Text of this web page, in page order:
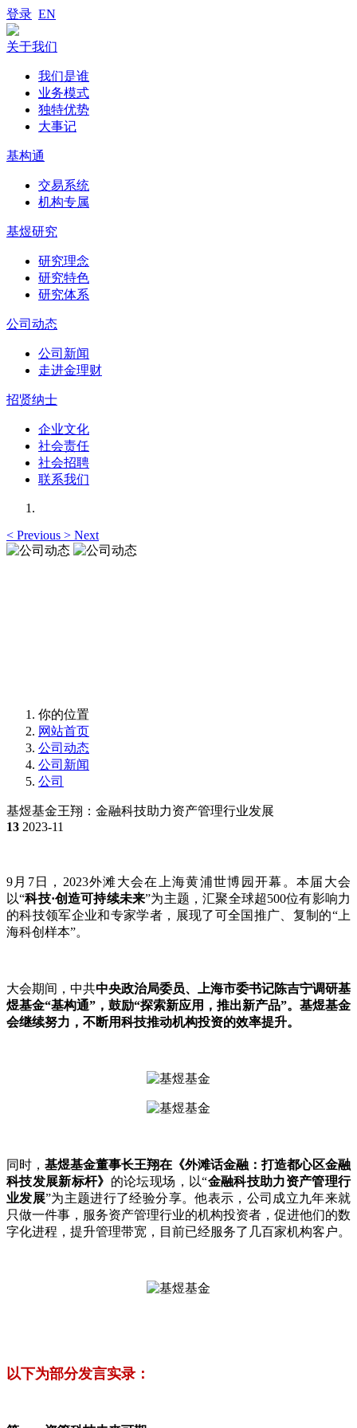
登录 EN
关于我们
我们是谁
业务模式
独特优势
大事记
基构通
交易系统
机构专属
基煜研究
研究理念
研究特色
研究体系
公司动态
公司新闻
走进金理财
招贤纳士
企业文化
社会责任
社会招聘
联系我们
< Previous > Next
你的位置
网站首页
公司动态
公司新闻
公司
基煜基金王翔：金融科技助力资产管理行业发展
13 2023-11
9月7日，2023外滩大会在上海黄浦世博园开幕。本届大会
以“科技·创造可持续未来”为主题，汇聚全球超500位有影响力
的科技领军企业和专家学者，展现了可全国推广、复制的“上
海科创样本”。
大会期间，中共中央政治局委员、上海市委书记陈吉宁调研基
煜基金“基构通”，鼓励“探索新应用，推出新产品”。基煜基金
会继续努力，不断用科技推动机构投资的效率提升。
同时， 基煜基金董事长王翔在《外滩话金融：打造都心区金融
科技发展新标杆》 的论坛现场，以“金融科技助力资产管理行
业发展”为主题进行了经验分享。他表示，公司成立九年来就
只做一件事，服务资产管理行业的机构投资者，促进他们的数
字化进程，提升管理带宽，目前已经服务了几百家机构客户。
以下为部分发言实录：